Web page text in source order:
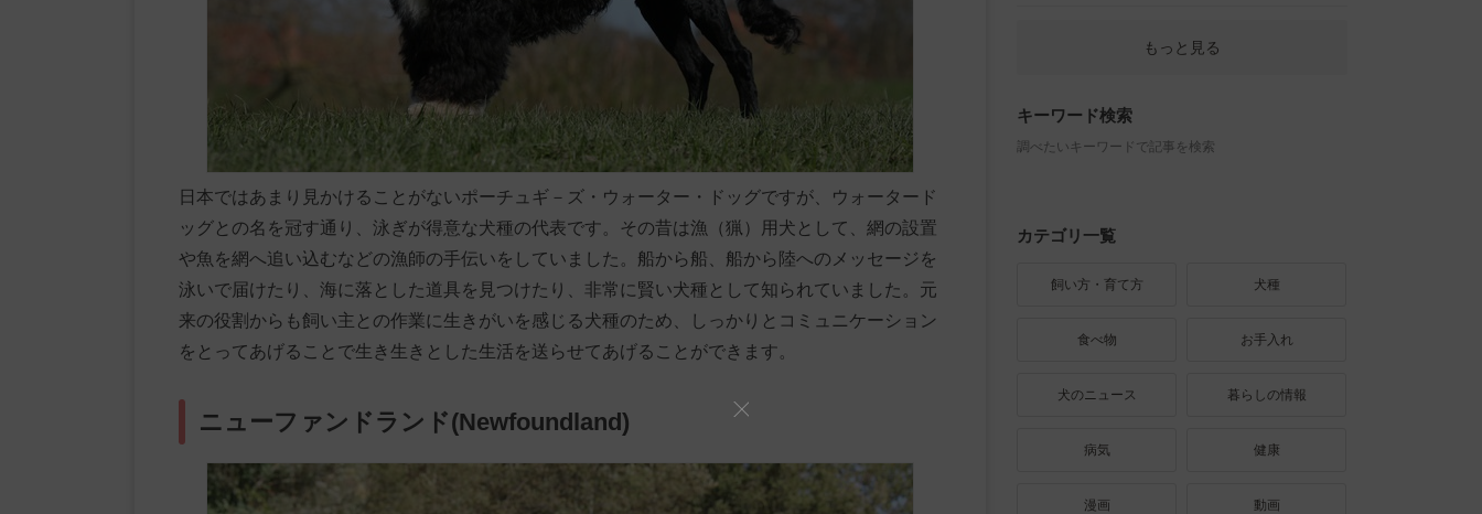
日本ではあまり見かけることがないポーチュギ－ズ・ウォーター・ドッグですが、ウォータード
ッグとの名を冠す通り、泳ぎが得意な犬種の代表です。その昔は漁（猟）用犬として、網の設置
や魚を網へ追い込むなどの漁師の手伝いをしていました。船から船、船から陸へのメッセージを
泳いで届けたり、海に落とした道具を見つけたり、非常に賢い犬種として知られていました。元
来の役割からも飼い主との作業に生きがいを感じる犬種のため、しっかりとコミュニケーション
をとってあげることで生き生きとした生活を送らせてあげることができます。
ニューファンドランド(Newfoundland)
もっと見る
キーワード検索
調べたいキーワードで記事を検索
カテゴリ一覧
飼い方・育て方 犬種
食べ物 お手入れ
犬のニュース 暮らしの情報
病気 健康
漫画 動画